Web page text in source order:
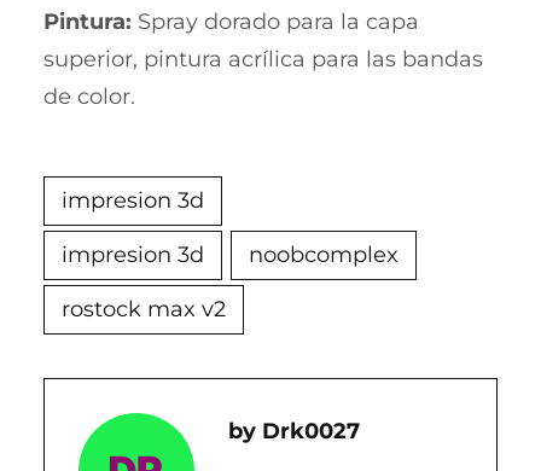
Pintura: Spray dorado para la capa
superior, pintura acrílica para las bandas
de color.
impresion 3d
impresion 3d noobcomplex
rostock max v2
Drk0027